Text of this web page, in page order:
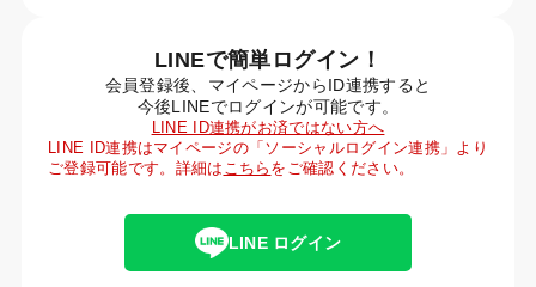
LINEで簡単ログイン！
会員登録後、マイページからID連携すると
今後LINEでログインが可能です。
LINE ID連携がお済ではない方へ
LINE ID連携はマイページの「ソーシャルログイン連携」より
ご登録可能です。詳細は こちら をご確認ください。
LINE ログイン